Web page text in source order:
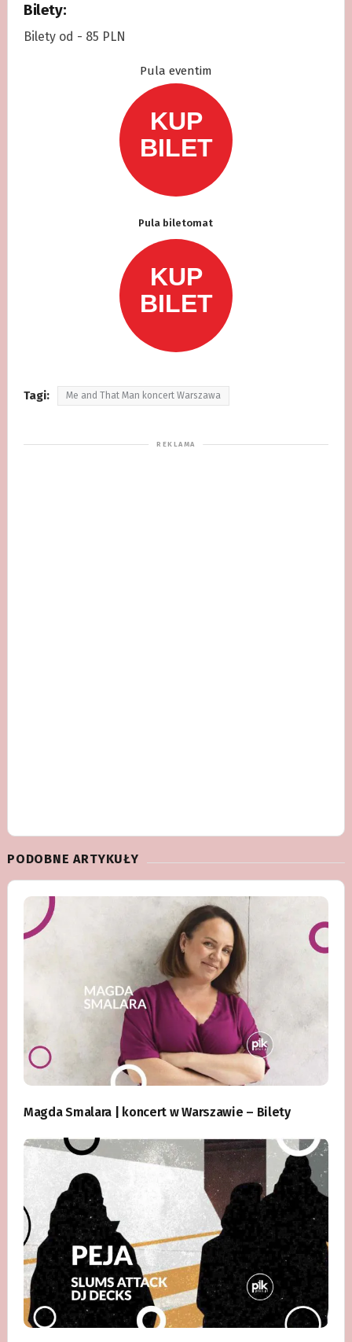
Bilety:
Bilety od - 85 PLN
Pula eventim
Pula biletomat
Tagi: Me and That Man koncert Warszawa
PODOBNE ARTYKUŁY
Magda Smalara | koncert w Warszawie – Bilety